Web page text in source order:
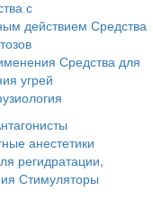
с
действием Средства
Средства для
угрей
анестетики
регидратации,
Стимуляторы